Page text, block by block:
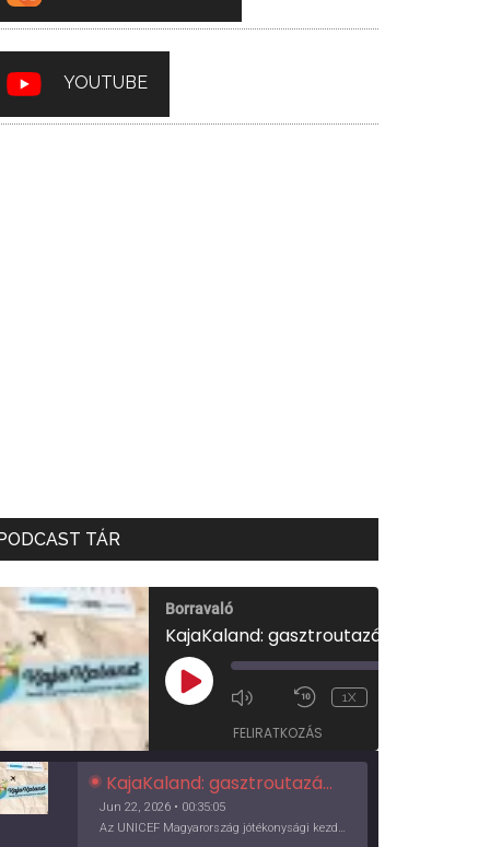
YOUTUBE
TÁR
Borravaló
PLAY
EPISODE
1X
FELIRATKOZÁS
KajaKaland: gasztroutazás a föld körül
Jun 22, 2026 • 00:35:05
Az UNICEF Magyarország jótékonysági kezdeményezése izgalmas, egész éves világkörüli ízutazásra hív, igazi családi program és gasztroedukáció, illetve segítség a rászorulóknak is egyben.